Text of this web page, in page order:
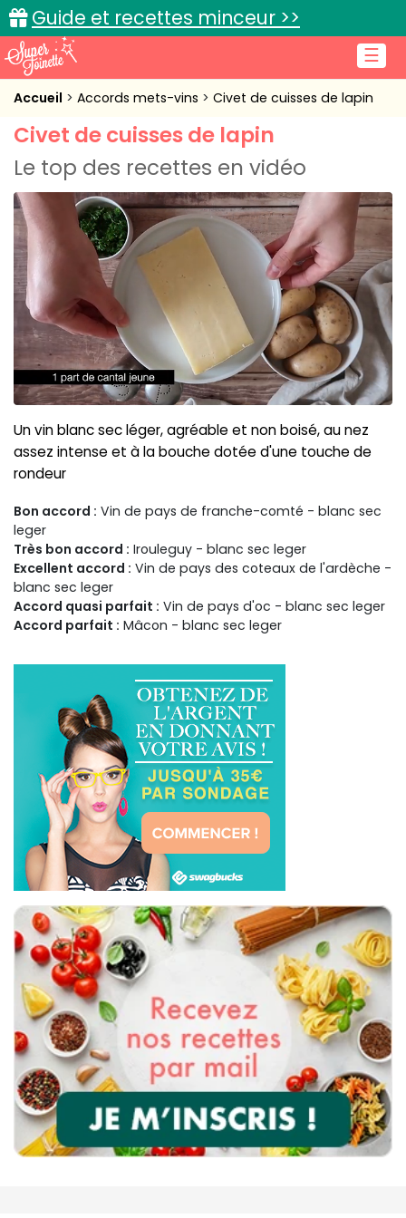
☰
Guide et recettes minceur >>
Accueil
Recettes de cuisine
Cuisine pratique
L'actu cuisine
Connexion
Accueil Accords mets-vins Civet de cuisses de lapin
Civet de cuisses de lapin
Le top des recettes en vidéo
Un vin blanc sec léger, agréable et non boisé, au nez
assez intense et à la bouche dotée d'une touche de
rondeur
Bon accord : Vin de pays de franche-comté - blanc sec
leger
Très bon accord : Irouleguy - blanc sec leger
Excellent accord : Vin de pays des coteaux de l'ardèche -
blanc sec leger
Accord quasi parfait : Vin de pays d'oc - blanc sec leger
Accord parfait : Mâcon - blanc sec leger